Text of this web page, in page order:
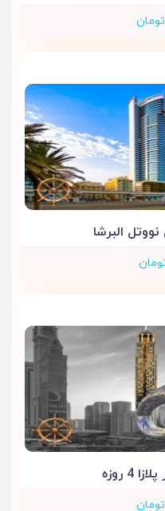
تومان
البرشا
روزه
تومان